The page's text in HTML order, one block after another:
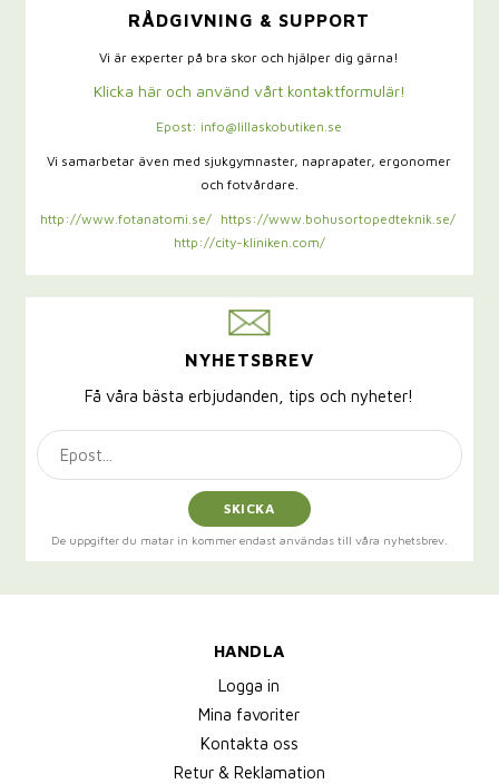
RÅDGIVNING & SUPPORT
Vi är experter på bra skor och hjälper dig gärna!
Klicka här och använd vårt kontaktformulär!
Epost: info@lillaskobutiken.se
Vi samarbetar även med sjukgymnaster, naprapater, ergonomer
och fotvårdare.
http://www.fotanatomi.se/
https://www.bohusortopedteknik.se/
http://city-kliniken.com/
NYHETSBREV
Få våra bästa erbjudanden, tips och nyheter!
SKICKA
De uppgifter du matar in kommer endast användas till våra nyhetsbrev.
HANDLA
Logga in
Mina favoriter
Kontakta oss
Retur & Reklamation